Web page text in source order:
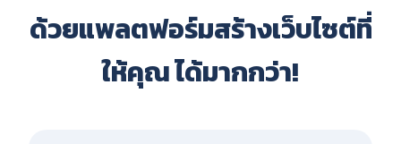
ด้วยแพลตฟอร์มสร้างเว็บไซต์ที่
ให้คุณ ได้มากกว่า!